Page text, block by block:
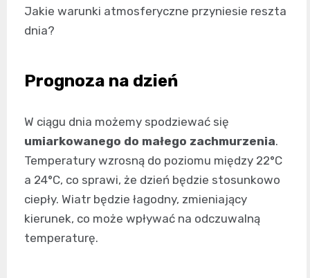
Jakie warunki atmosferyczne przyniesie reszta
dnia?
Prognoza na dzień
W ciągu dnia możemy spodziewać się
umiarkowanego do małego zachmurzenia.
Temperatury wzrosną do poziomu między 22°C
a 24°C, co sprawi, że dzień będzie stosunkowo
ciepły. Wiatr będzie łagodny, zmieniający
kierunek, co może wpływać na odczuwalną
temperaturę.